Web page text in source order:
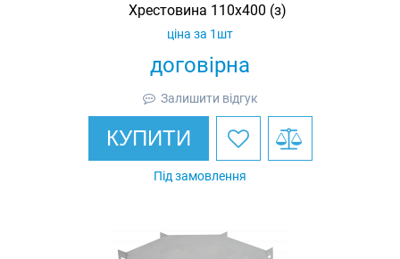
Хрестовина 110х400 (з)
договірна
ціна за 1шт
Залишити відгук
КУПИТИ
Під замовлення